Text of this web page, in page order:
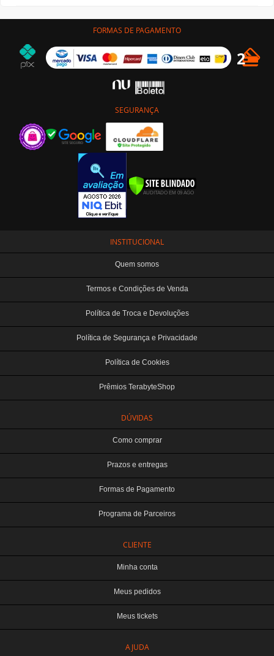
FORMAS DE PAGAMENTO
SEGURANÇA
INSTITUCIONAL
Quem somos
Termos e Condições de Venda
Política de Troca e Devoluções
Política de Segurança e Privacidade
Política de Cookies
Prêmios TerabyteShop
DÚVIDAS
Como comprar
Prazos e entregas
Formas de Pagamento
Programa de Parceiros
CLIENTE
Minha conta
Meus pedidos
Meus tickets
AJUDA
TERABYTE ATACADO E VAREJO DE PRODUTOS DE INFORMATICA LTDA
CNPJ: 07.993.973/0001-18 | Curitiba-PR